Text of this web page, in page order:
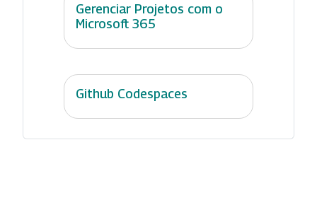
Gerenciar Projetos com o
Microsoft 365
Github Codespaces